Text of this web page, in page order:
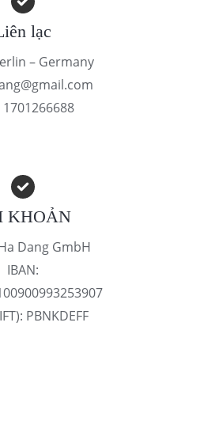
lạc
– Germany
KHOẢN
Dang GmbH
IBAN:
PBNKDEFF